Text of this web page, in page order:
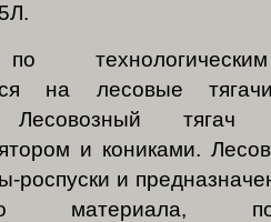
на лесовые
Лесовозный
и кониками.
роспуски и
материала,